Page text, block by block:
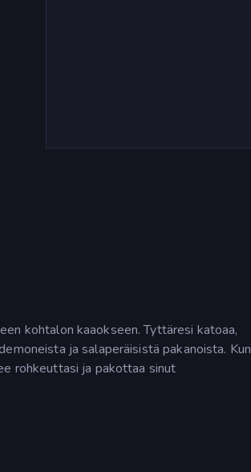
kohtalon kaaokseen. Tyttäresi katoaa,
ja salaperäisistä pakanoista. Kun
rohkeuttasi ja pakottaa sinut